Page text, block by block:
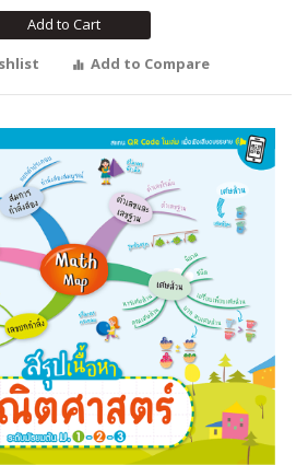
Add to Cart
Add to Compare